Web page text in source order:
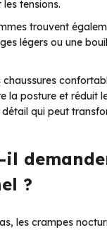
tensions.
trouvent
légers ou une
chaussures
la posture et réduit
qui peut
il
?
les crampes